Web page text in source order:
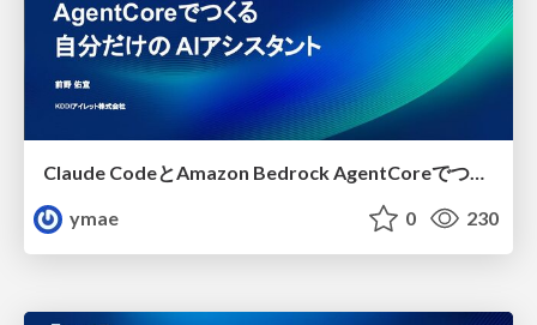
Claude CodeとAmazon Bedrock AgentCoreでつくる、自分だけのAIアシスタント
ymae
0 230